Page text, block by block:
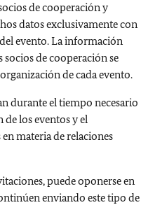
de cooperación y
datos exclusivamente con
evento. La información
socios de cooperación se
de cada evento.
durante el tiempo necesario
los eventos y el
materia de relaciones
puede oponerse en
enviando este tipo de